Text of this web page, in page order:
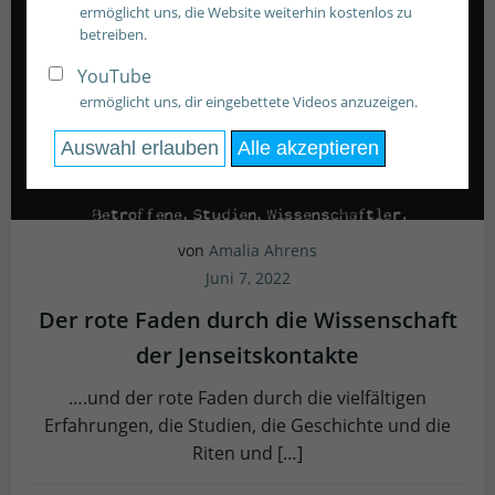
von Amalia Ahrens
Juni 7, 2022
Der rote Faden durch die Wissenschaft
der Jenseitskontakte
….und der rote Faden durch die vielfältigen
Erfahrungen, die Studien, die Geschichte und die
Riten und […]
ermöglicht uns, die Website weiterhin kostenlos zu
betreiben.
YouTube
ermöglicht uns, dir eingebettete Videos anzuzeigen.
Auswahl erlauben Alle akzeptieren